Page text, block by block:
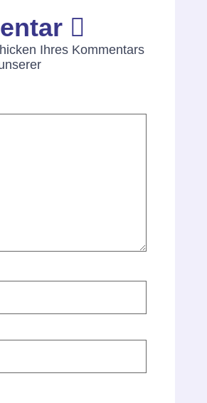
Ihres Kommentars